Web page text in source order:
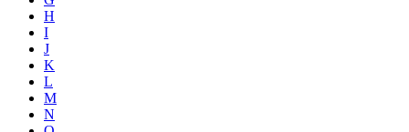
H
I
J
K
L
M
N